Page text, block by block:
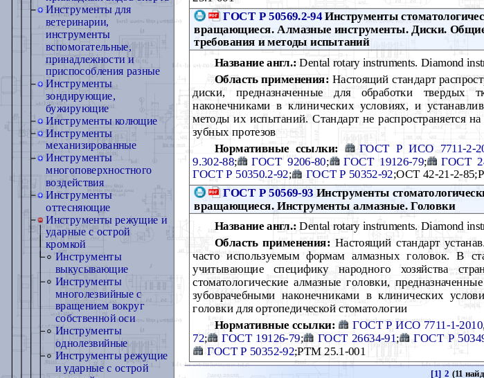
Инструменты для
ветеринарии,
инструменты
вспомогательные,
принадлежности и
приспособления разные
Инструменты
зондирующие,
бужирующие
Инструменты колющие
Инструменты
механизированные
Инструменты
многоповерхностного
воздействия
Инструменты
оттесняющие
Инструменты режущие и
ударные с острой
кромкой
Инструменты
выкусывающие
Инструменты
многолезвийные с
вращением вокруг
собственной оси
Инструменты
однолезвийные
Инструменты режущие
и ударные с острой
ГОСТ Р 50569.2-94Инструменты
вращающиеся. Алмазные инструменты. Диски. Общие
требования и методы испытаний
Название англ.:Dental rotary instruments. Diamond
Область применения:Настоящий стандарт
диски, предназначенные для обработки твердых
наконечниками в клинических условиях, и
методы их испытаний. Стандарт не распространяется
зубных протезов
Нормативные ссылки:
ГОСТ Р ИСО 7711-2-
9.302-88; ГОСТ 9206-80; ГОСТ 19126-79; ГОСТ
ГОСТ Р 50350.2-92; ГОСТ Р 50352-92;ОСТ 42-21-2-
ГОСТ Р 50569-93 Инструменты
вращающиеся. Инструменты алмазные. Головки
Название англ.: Dental rotary instruments. Diamond
Область применения:Настоящий стандарт
часто используемым формам алмазных головок. В
учитывающие специфику народного хозяйства
стоматологические алмазные головки,
зубоврачебными наконечниками в клинических
головки для ортопедической стоматологии
Нормативные ссылки:
ГОСТ Р ИСО 7711-1-2010
72; ГОСТ 19126-79; ГОСТ 26634-91; ГОСТ Р
ГОСТ Р 50352-92;РТМ 25.1-001
[1] 2 (11